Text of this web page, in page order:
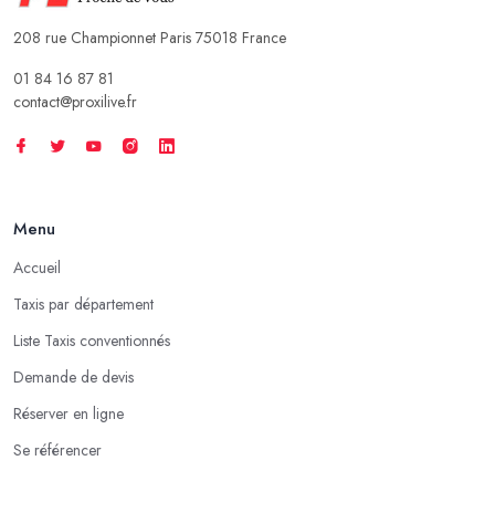
208 rue Championnet Paris 75018 France
01 84 16 87 81
contact@proxilive.fr
Menu
Accueil
Taxis par département
Liste Taxis conventionnés
Demande de devis
Réserver en ligne
Se référencer